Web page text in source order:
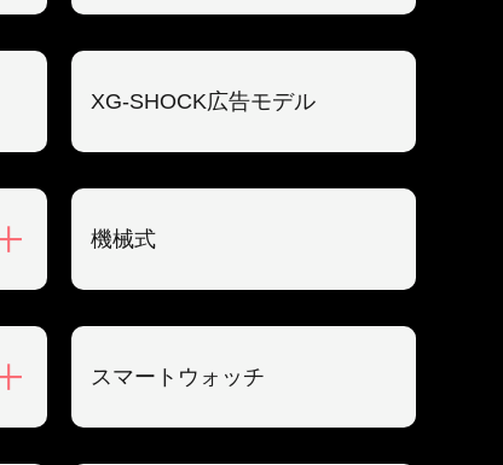
XG-SHOCK広告モデル
機械式
スマートウォッチ